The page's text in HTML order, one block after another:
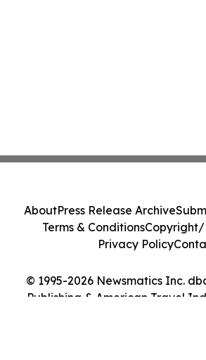
© 1995-2026 Newsmatics Inc.
Publishing & American Travel
AboutPress Release Archive
Terms & ConditionsCopyright/
Privacy Policy